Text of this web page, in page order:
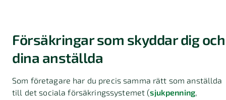
Försäkringar som skyddar dig och
dina anställda
Som företagare har du precis samma rätt som anställda
till det sociala försäkringssystemet (sjukpenning,